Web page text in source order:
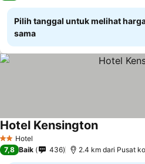
Pilih tanggal untuk melihat
sama
2 Bintang
Hotel
Hotel KensingtonLihat harga
7,8 Baik 436 2.4 km dari Pusat